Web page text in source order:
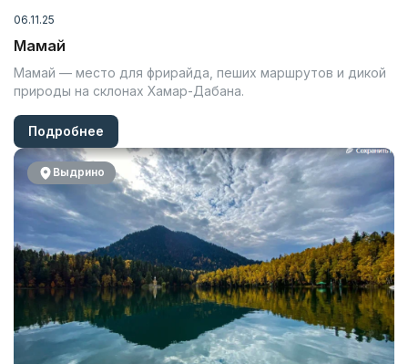
06.11.25
Мамай
Мамай — место для фрирайда, пеших маршрутов и дикой
природы на склонах Хамар-Дабана.
Подробнее
Выдрино